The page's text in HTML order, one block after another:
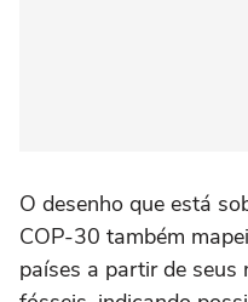
O desenho que está
COP-30 também
países a partir de seus